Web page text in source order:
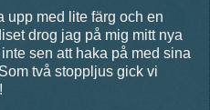
upp med lite färg och en
drog jag på mig mitt nya
sen att haka på med sina
två stoppljus gick vi